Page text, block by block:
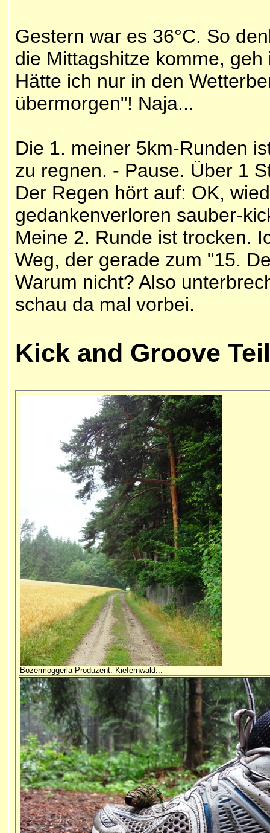
Gestern war es 36°C. So
die Mittagshitze komme,
Hätte ich nur in den
übermorgen"! Naja...
Die 1. meiner 5km-Runden
zu regnen. - Pause. Über 1
Der Regen hört auf: OK,
gedankenverloren sauber-
Meine 2. Runde ist trocken.
Weg, der gerade zum "15.
Warum nicht? Also
schau da mal vorbei.
Kick and Groove
Bozermoggerla-Produzent: Kiefernwald...